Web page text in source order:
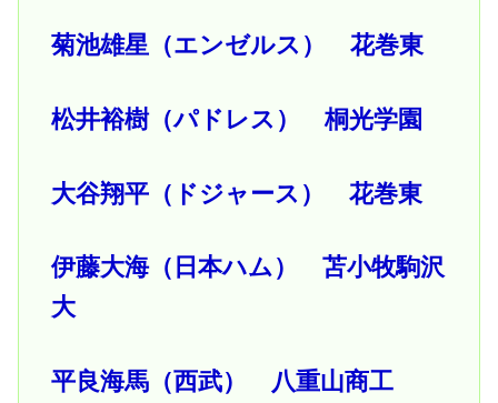
菊池雄星（エンゼルス） 花巻東
松井裕樹（パドレス） 桐光学園
大谷翔平（ドジャース） 花巻東
伊藤大海（日本ハム） 苫小牧駒沢
大
平良海馬（西武） 八重山商工